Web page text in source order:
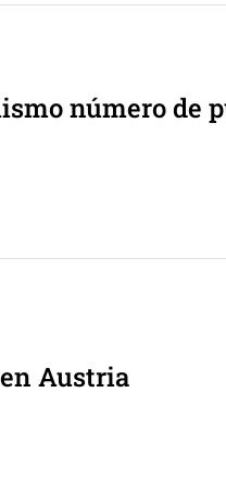
número de
Austria